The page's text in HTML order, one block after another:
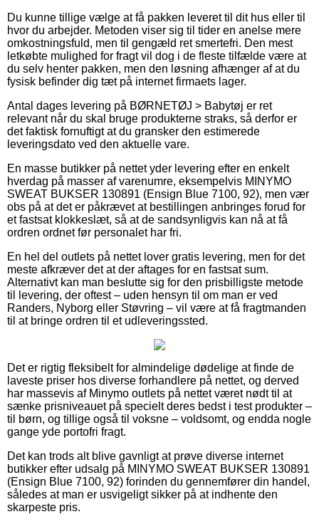
Du kunne tillige vælge at få pakken leveret til dit hus eller til
hvor du arbejder. Metoden viser sig til tider en anelse mere
omkostningsfuld, men til gengæld ret smertefri. Den mest
letkøbte mulighed for fragt vil dog i de fleste tilfælde være at
du selv henter pakken, men den løsning afhænger af at du
fysisk befinder dig tæt på internet firmaets lager.
Antal dages levering på BØRNETØJ > Babytøj er ret
relevant når du skal bruge produkterne straks, så derfor er
det faktisk fornuftigt at du gransker den estimerede
leveringsdato ved den aktuelle vare.
En masse butikker på nettet yder levering efter en enkelt
hverdag på masser af varenumre, eksempelvis MINYMO
SWEAT BUKSER 130891 (Ensign Blue 7100, 92), men vær
obs på at det er påkrævet at bestillingen anbringes forud for
et fastsat klokkeslæt, så at de sandsynligvis kan nå at få
ordren ordnet før personalet har fri.
En hel del outlets på nettet lover gratis levering, men for det
meste afkræver det at der aftages for en fastsat sum.
Alternativt kan man beslutte sig for den prisbilligste metode
til levering, der oftest – uden hensyn til om man er ved
Randers, Nyborg eller Støvring – vil være at få fragtmanden
til at bringe ordren til et udleveringssted.
Det er rigtig fleksibelt for almindelige dødelige at finde de
laveste priser hos diverse forhandlere på nettet, og derved
har massevis af Minymo outlets på nettet været nødt til at
sænke prisniveauet på specielt deres bedst i test produkter –
til børn, og tillige også til voksne – voldsomt, og endda nogle
gange yde portofri fragt.
Det kan trods alt blive gavnligt at prøve diverse internet
butikker efter udsalg på MINYMO SWEAT BUKSER 130891
(Ensign Blue 7100, 92) forinden du gennemfører din handel,
således at man er usvigeligt sikker på at indhente den
skarpeste pris.